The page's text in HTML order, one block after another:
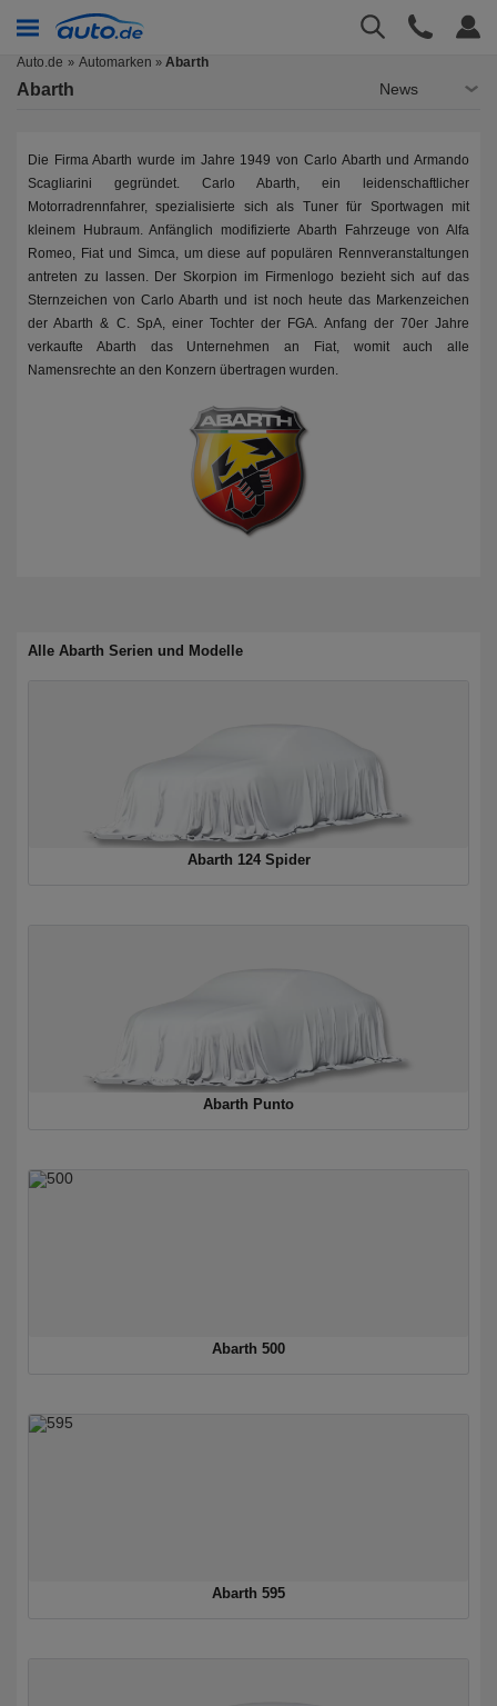
Auto.de Automarken » Abarth
Abarth News
Die Firma Abarth wurde im Jahre 1949 von Carlo Abarth und Armando
Scagliarini gegründet. Carlo Abarth, ein leidenschaftlicher
Motorradrennfahrer, spezialisierte sich als Tuner für Sportwagen mit
kleinem Hubraum. Anfänglich modifizierte Abarth Fahrzeuge von Alfa
Romeo, Fiat und Simca, um diese auf populären Rennveranstaltungen
antreten zu lassen. Der Skorpion im Firmenlogo bezieht sich auf das
Sternzeichen von Carlo Abarth und ist noch heute das Markenzeichen
der Abarth & C. SpA, einer Tochter der FGA. Anfang der 70er Jahre
verkaufte Abarth das Unternehmen an Fiat, womit auch alle
Namensrechte an den Konzern übertragen wurden.
Alle Abarth Serien und Modelle
Abarth 124 Spider
Abarth Punto
Abarth 500
Abarth 595